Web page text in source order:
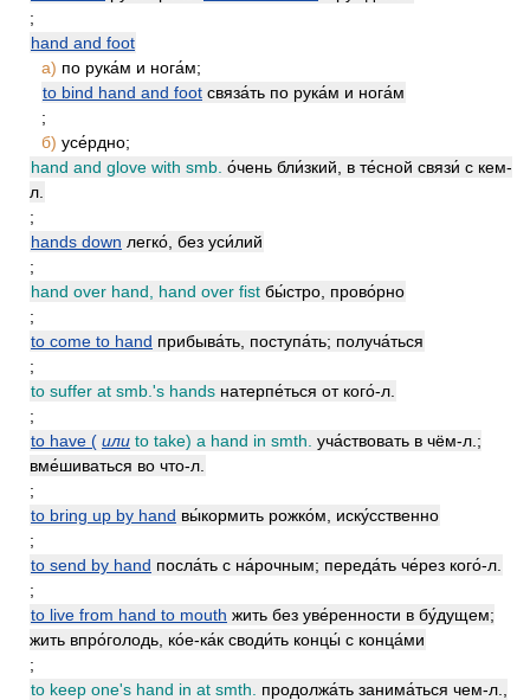
;
hand and foot
а) по рука́м и нога́м;
to bind hand and foot связа́ть по рука́м и нога́м
;
б) усе́рдно;
hand and glove with smb. о́чень бли́зкий, в те́сной связи́ с кем-
л.
;
hands down легко́, без уси́лий
;
hand over hand, hand over fist бы́стро, прово́рно
;
to come to hand прибыва́ть, поступа́ть; получа́ться
;
to suffer at smb.'s hands натерпе́ться от кого́-л.
;
to have ( или to take) a hand in smth. уча́ствовать в чём-л.;
вме́шиваться во что-л.
;
to bring up by hand вы́кормить рожко́м, иску́сственно
;
to send by hand посла́ть с на́рочным; переда́ть че́рез кого́-л.
;
to live from hand to mouth жить без уве́ренности в бу́дущем;
жить впро́голодь, ко́е-ка́к своди́ть концы́ с конца́ми
;
to keep one's hand in at smth.
продолжа́ть занима́ться чем-л.,